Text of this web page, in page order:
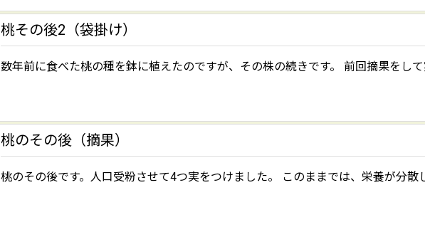
桃その後2（袋掛け）
数年前に食べた桃の種を鉢に植えたのですが、その株の続きです。 前回摘果をし
桃のその後（摘果）
桃のその後です。人口受粉させて4つ実をつけました。 このままでは、栄養が分散